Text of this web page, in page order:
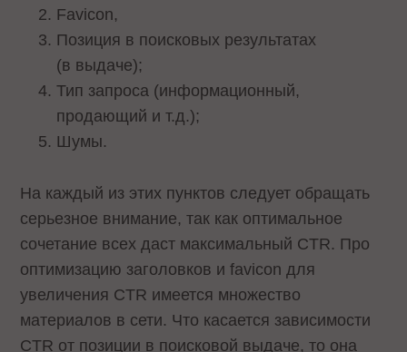
Favicon,
Позиция в поисковых результатах
(в выдаче);
Тип запроса (информационный,
продающий и т.д.);
Шумы.
На каждый из этих пунктов следует обращать
серьезное внимание, так как оптимальное
сочетание всех даст максимальный CTR. Про
оптимизацию заголовков и favicon для
увеличения CTR имеется множество
материалов в сети. Что касается зависимости
CTR от позиции в поисковой выдаче, то она